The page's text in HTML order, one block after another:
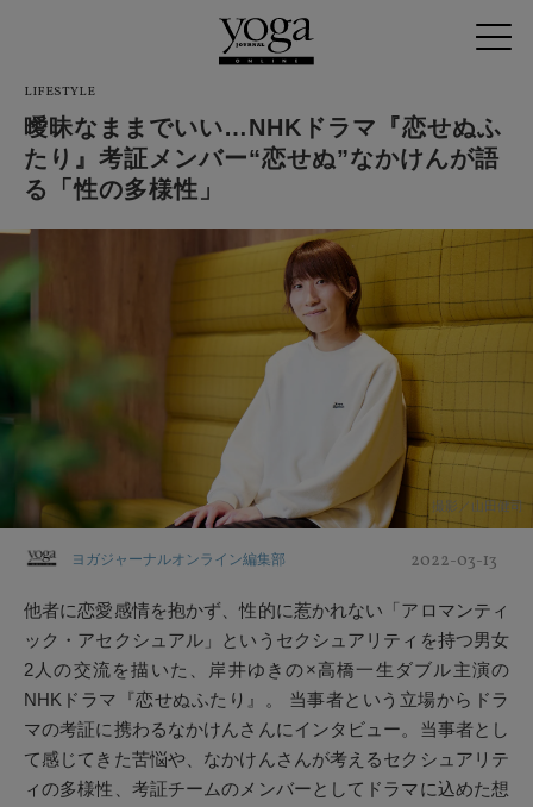
LIFESTYLE
曖昧なままでいい…NHKドラマ『恋せぬふ
たり』考証メンバー“恋せぬ”なかけんが語
る「性の多様性」
撮影／山田健司
ヨガジャーナルオンライン編集部 2022-03-13
他者に恋愛感情を抱かず、性的に惹かれない「アロマンティ
ック・アセクシュアル」というセクシュアリティを持つ男女
2人の交流を描いた、岸井ゆきの×高橋一生ダブル主演の
NHKドラマ『恋せぬふたり』。 当事者という立場からドラ
マの考証に携わるなかけんさんにインタビュー。当事者とし
て感じてきた苦悩や、なかけんさんが考えるセクシュアリテ
ィの多様性、考証チームのメンバーとしてドラマに込めた想